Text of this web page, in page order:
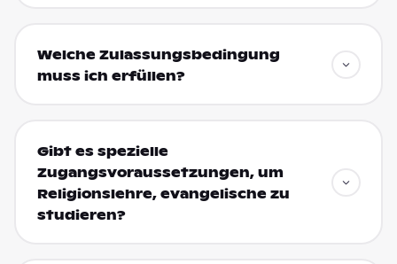
Welche Zulassungsbedingung
muss ich erfüllen?
Gibt es spezielle
Zugangsvoraussetzungen, um
Religionslehre, evangelische zu
studieren?